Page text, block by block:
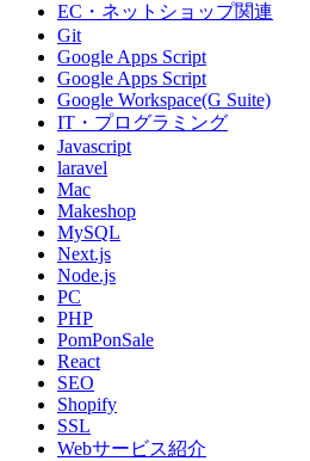
EC・ネットショップ関連
Git
Google Apps Script
Google Apps Script
Google Workspace(G Suite)
IT・プログラミング
Javascript
laravel
Mac
Makeshop
MySQL
Next.js
Node.js
PC
PHP
PomPonSale
React
SEO
Shopify
SSL
Webサービス紹介